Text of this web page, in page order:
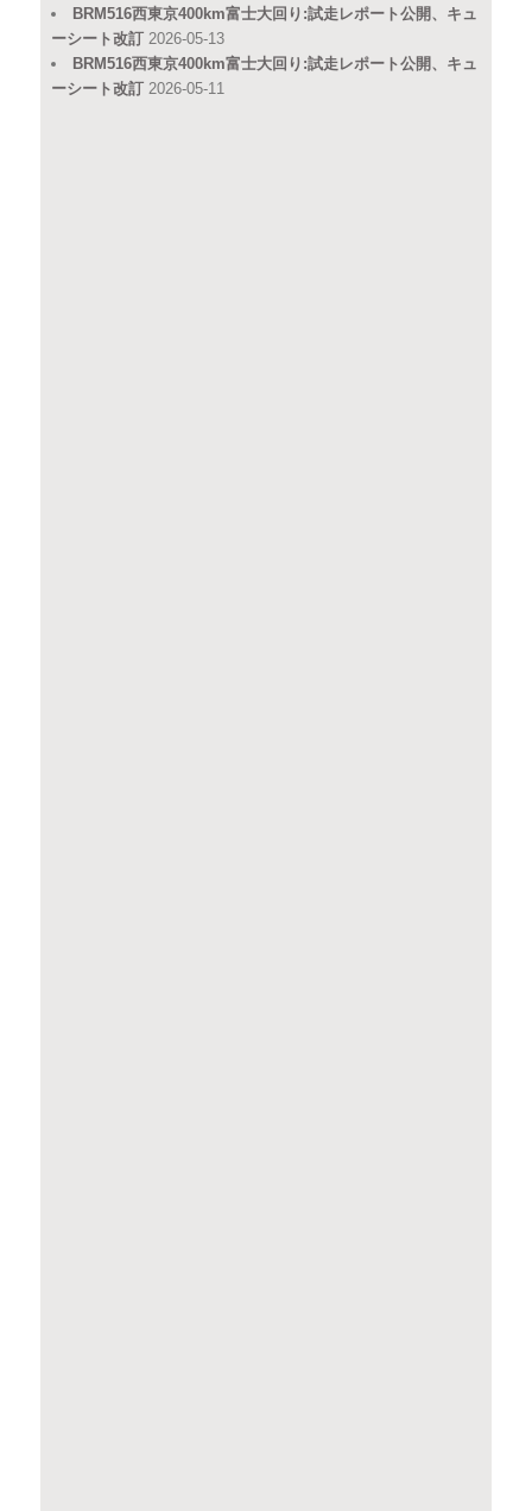
BRM516西東京400km富士大回り:試走レポート公開、キュ
ーシート改訂 2026-05-13
BRM516西東京400km富士大回り:試走レポート公開、キュ
ーシート改訂 2026-05-11